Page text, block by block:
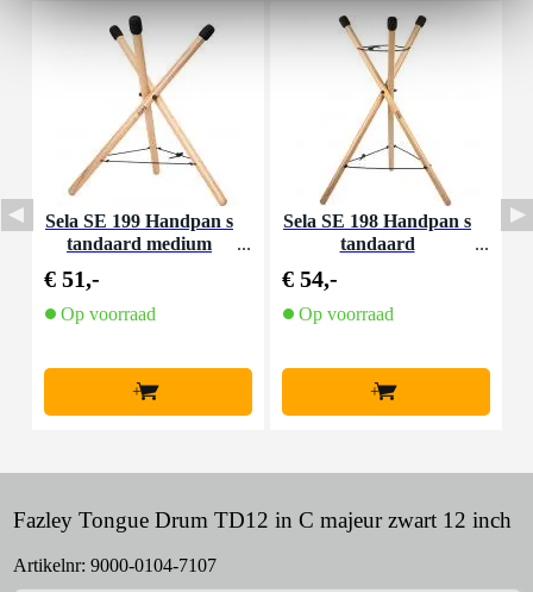
Sela SE 199 Handpan s
tandaard medium
€ 51,-
Op voorraad
+
Sela SE 198 Handpan s
tandaard
€ 54,-
Op voorraad
+
Fazley Tongue Drum TD12 in C majeur zwart 12 inch
Artikelnr: 9000-0104-7107